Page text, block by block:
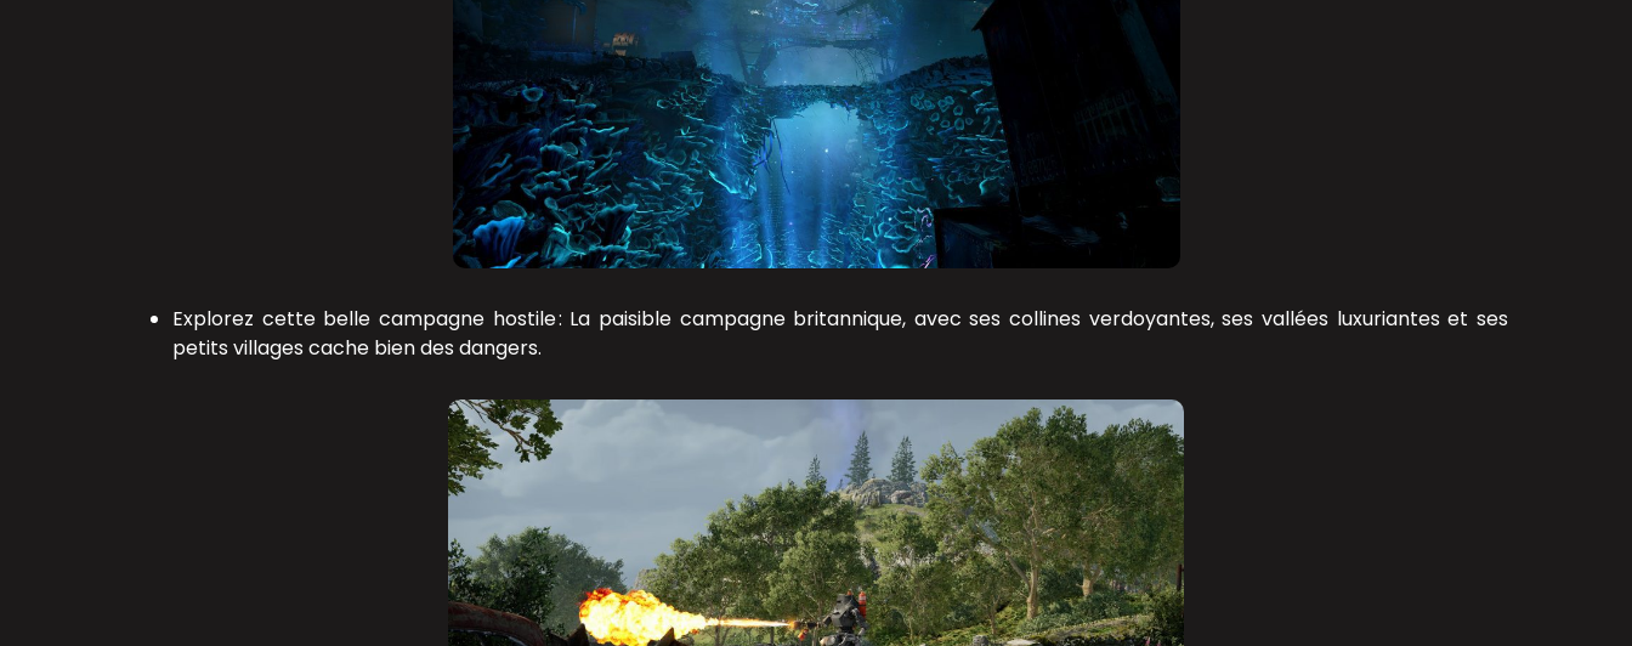
Explorez cette belle campagne hostile : La paisible campagne britannique, avec ses collines verdoyantes, ses vallées luxuriantes et ses
petits villages cache bien des dangers.